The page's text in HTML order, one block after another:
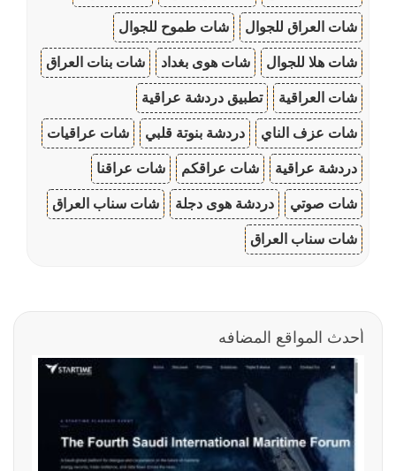
شات العراق للجوال شات طموح للجوال
شات هلا للجوال شات هوى بغداد شات بنات العراق
شات العراقية تطبيق دردشة عراقية
شات عزف الناي دردشة بنوتة قلبي شات عراقيات
دردشة عراقية شات عراقكم شات عراقنا
شات صوتي دردشة هوى دجلة شات سناب العراق
شات سناب العراق
أحدث المواقع المضافه